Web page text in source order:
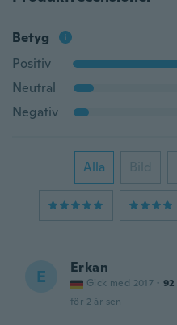
Betyg
Positiv
Neutral
Negativ
Alla Bild
E Erkan
Gick med 2017 · 92
för 2 år sen